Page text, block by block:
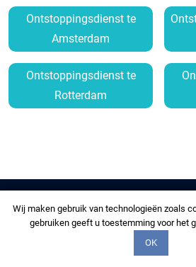
Ontstoppingsdienst te
Amsterdam
Ontstoppingsdienst te
Rotterdam
Wij maken gebruik van technologieën zoals
gebruiken geeft u toestemming voor het
OK